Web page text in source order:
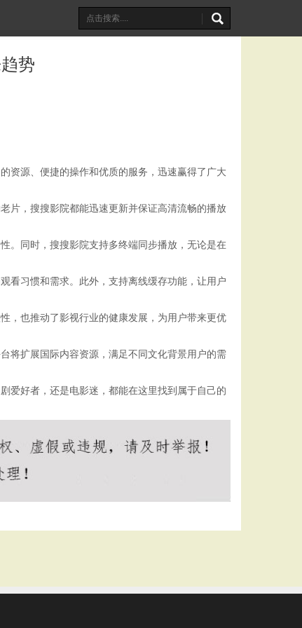
势
资源、便捷的操作和优质的服务，迅速赢得了广大
片，搜搜影院都能迅速更新并保证高清流畅的播放
。同时，搜搜影院支持多终端同步播放，无论是在
看习惯和需求。此外，支持离线缓存功能，让用户
，也推动了影视行业的健康发展，为用户带来更优
将扩展国际内容资源，满足不同文化背景用户的需
爱好者，还是电影迷，都能在这里找到属于自己的